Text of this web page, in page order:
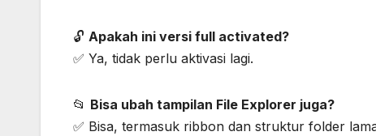
🔓 Apakah ini versi full activated?
✅ Ya, tidak perlu aktivasi lagi.
📂 Bisa ubah tampilan File Explorer juga?
✅ Bisa, termasuk ribbon dan struktur folder